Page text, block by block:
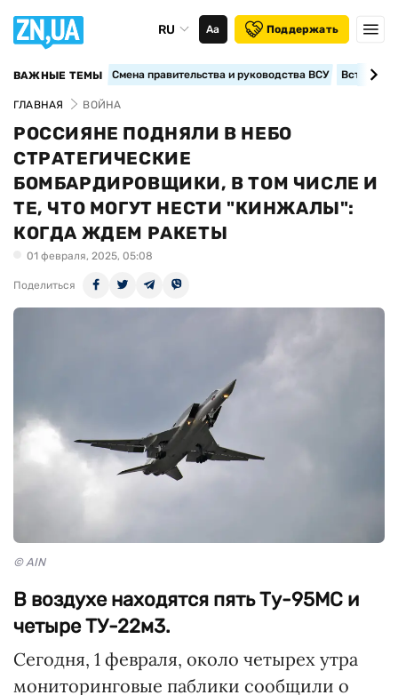
RU Аа Поддержать
ВАЖНЫЕ ТЕМЫ Смена правительства и руководства ВСУ
ГЛАВНАЯ ВОЙНА
РОССИЯНЕ ПОДНЯЛИ В НЕБО
СТРАТЕГИЧЕСКИЕ
БОМБАРДИРОВЩИКИ, В ТОМ ЧИСЛЕ И
ТЕ, ЧТО МОГУТ НЕСТИ "КИНЖАЛЫ":
КОГДА ЖДЕМ РАКЕТЫ
01 февраля, 2025, 05:08
Поделиться
© AIN
В воздухе находятся пять Ту-95МС и
четыре ТУ-22м3.
Сегодня, 1 февраля, около четырех утра
мониторинговые паблики сообщили о